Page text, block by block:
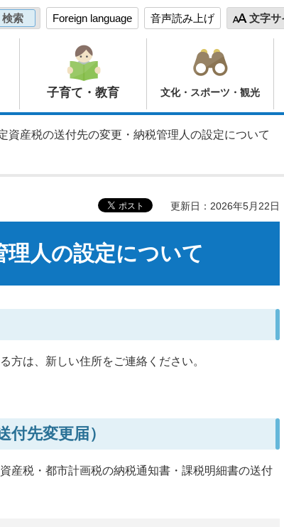
Foreign language 音声読み上げ 文字サ
子育て・教育 文化・スポーツ・観光
資産税の送付先の変更・納税管理人の設定について
更新日：2026年5月22日
理人の設定について
方は、新しい住所をご連絡ください。
先変更届）
産税・都市計画税の納税通知書・課税明細書の送付